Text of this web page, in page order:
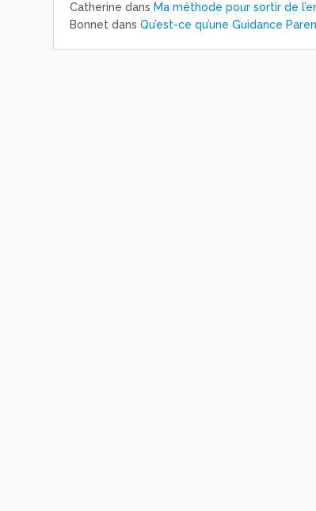
Catherine dans Ma méthode pour sortir de
Bonnet dansQu’est-ce qu’une Guidance